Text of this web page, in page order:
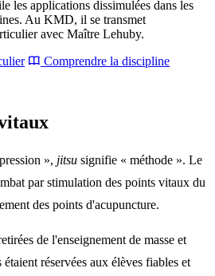
les applications dissimulées dans les
Au KMD, il se transmet
avec Maître Lehuby.
Comprendre la discipline
», jitsu signifie « méthode ». Le
par stimulation des points vitaux du
des points d'acupuncture.
de l'enseignement de masse et
réservées aux élèves fiables et